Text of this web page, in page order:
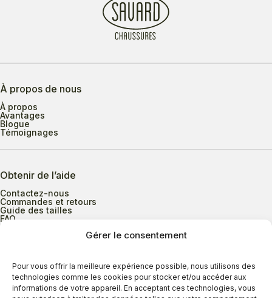
Gérer le consentement
Pour vous offrir la meilleure expérience possible, nous utilisons des
technologies comme les cookies pour stocker et/ou accéder aux
informations de votre appareil. En acceptant ces technologies, vous
À propos de nous
À propos
Avantages
Blogue
Témoignages
Obtenir de l’aide
Contactez-nous
Commandes et retours
Guide des tailles
FAQ
Heures d’ouverture
Lundi au mercredi 9h00 à 17h30